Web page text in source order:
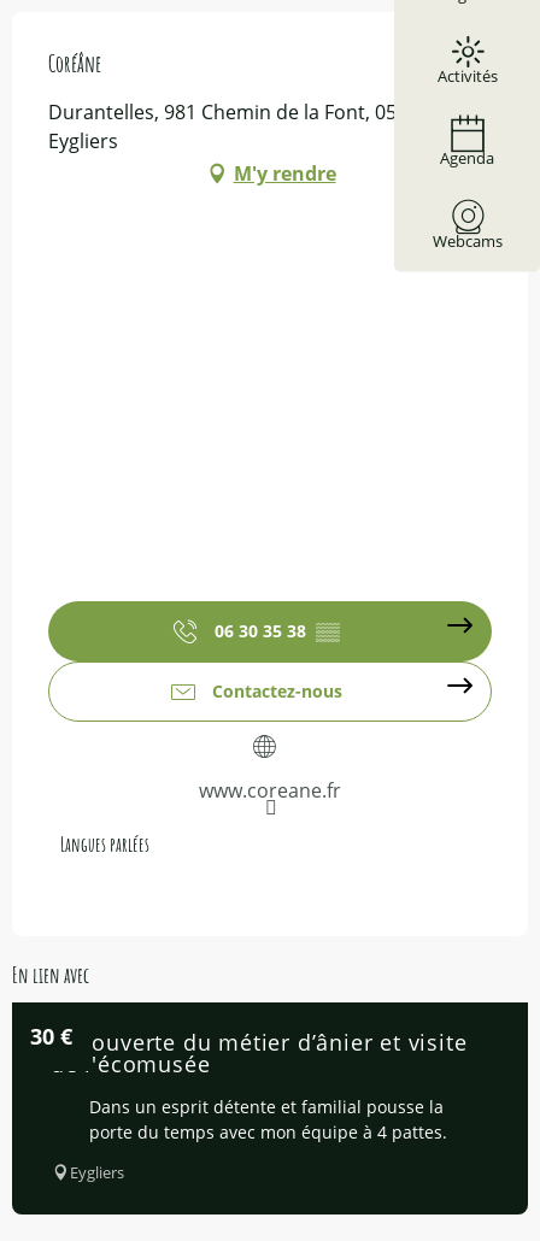
Activités
Agenda
Webcams
Coréâne
Durantelles, 981 Chemin de la Font, 05600
Eygliers
M'y rendre
06 30 35 38 ▒▒
Contactez-nous
www.coreane.fr
Langues parlées
Langues parlées
En lien avec
30 €
Découverte du métier d’ânier et visite
de l'écomusée
Dans un esprit détente et familial pousse la
porte du temps avec mon équipe à 4 pattes.
Eygliers